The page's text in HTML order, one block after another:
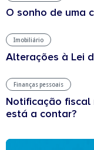
O sonho de uma
Imobiliário
Alterações à Lei
Finanças pessoais
Notificação fiscal
está a contar?